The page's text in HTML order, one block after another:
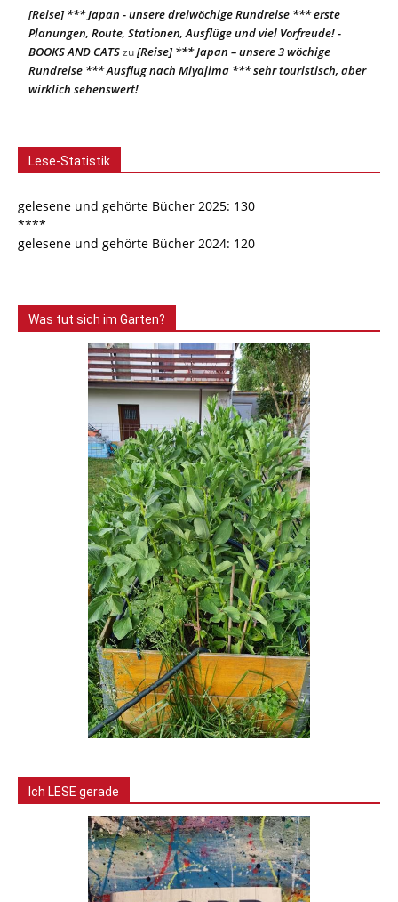
[Reise] *** Japan - unsere dreiwöchige Rundreise *** erste
Planungen, Route, Stationen, Ausflüge und viel Vorfreude! -
BOOKS AND CATSzu[Reise] *** Japan – unsere 3 wöchige
Rundreise *** Ausflug nach Miyajima *** sehr touristisch, aber
wirklich sehenswert!
Lese-Statistik
gelesene und gehörte Bücher 2025: 130
****
gelesene und gehörte Bücher 2024: 120
Was tut sich im Garten?
Ich LESE gerade